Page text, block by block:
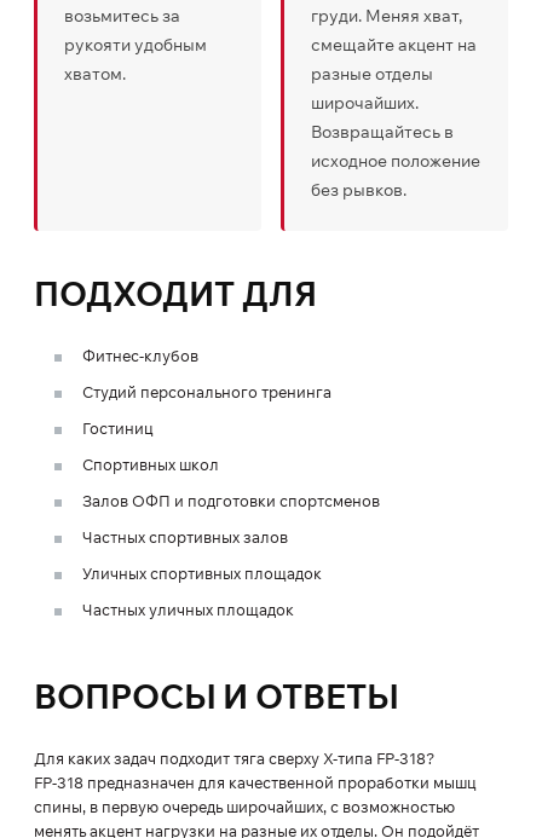
возьмитесь за
рукояти удобным
хватом.
груди. Меняя хват,
смещайте акцент на
разные отделы
широчайших.
Возвращайтесь в
исходное положение
без рывков.
ПОДХОДИТ ДЛЯ
Фитнес-клубов
Студий персонального тренинга
Гостиниц
Спортивных школ
Залов ОФП и подготовки спортсменов
Частных спортивных залов
Уличных спортивных площадок
Частных уличных площадок
ВОПРОСЫ И ОТВЕТЫ
Для каких задач подходит тяга сверху X-типа FP-318?
FP-318 предназначен для качественной проработки мышц
спины, в первую очередь широчайших, с возможностью
менять акцент нагрузки на разные их отделы. Он подойдёт